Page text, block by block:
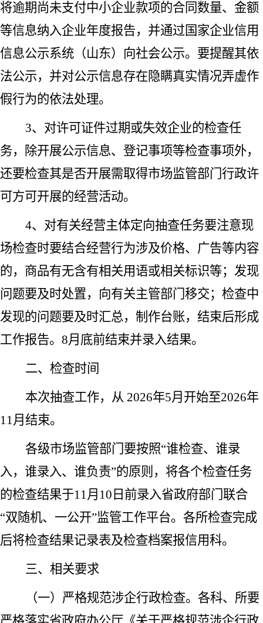
将逾期尚未支付中小企业款项的合同数量、金额
等信息纳入企业年度报告，并通过国家企业信用
信息公示系统（山东）向社会公示。要提醒其依
法公示，并对公示信息存在隐瞒真实情况弄虚作
假行为的依法处理。
3、对许可证件过期或失效企业的检查任
务，除开展公示信息、登记事项等检查事项外，
还要检查其是否开展需取得市场监管部门行政许
可方可开展的经营活动。
4、对有关经营主体定向抽查任务要注意现
场检查时要结合经营行为涉及价格、广告等内容
的，商品有无含有相关用语或相关标识等；发现
问题要及时处置，向有关主管部门移交；检查中
发现的问题要及时汇总，制作台账，结束后形成
工作报告。8月底前结束并录入结果。
二、检查时间
本次抽查工作，从 2026年5月开始至2026年
11月结束。
各级市场监管部门要按照“谁检查、谁录
入，谁录入、谁负责”的原则，将各个检查任务
的检查结果于11月10日前录入省政府部门联合
“双随机、一公开”监管工作平台。各所检查完成
后将检查结果记录表及检查档案报信用科。
三、相关要求
（一）严格规范涉企行政检查。 各科、所要